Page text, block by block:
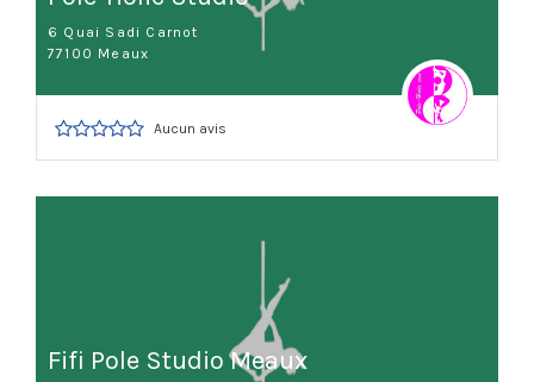
6 Quai Sadi Carnot
77100 Meaux
Aucun avis
Fifi Pole Studio Meaux